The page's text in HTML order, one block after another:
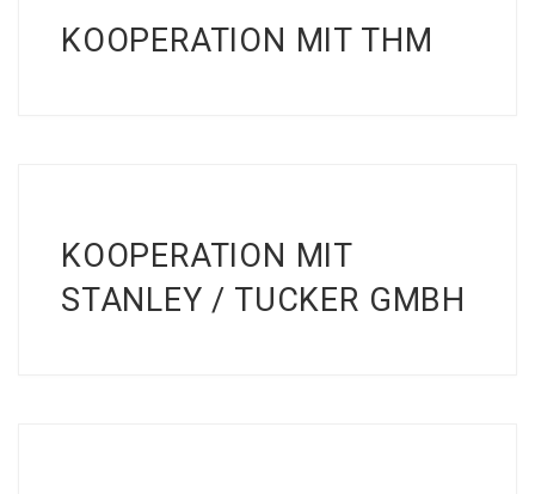
KOOPERATION MIT THM
KOOPERATION MIT
STANLEY / TUCKER GMBH